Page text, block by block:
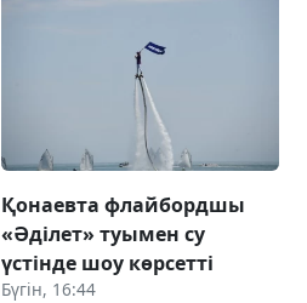
Қонаевта флайбордшы
«Әділет» туымен су
үстінде шоу көрсетті
Бүгін, 16:44